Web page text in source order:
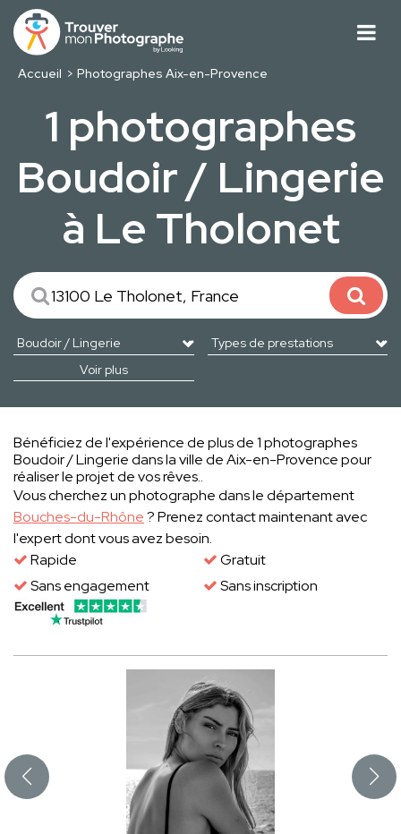
Accueil Photographes Aix-en-Provence
1 photographes
Boudoir / Lingerie
à Le Tholonet
Voir plus
Bénéficiez de l'expérience de plus de 1 photographes
Boudoir / Lingerie dans la ville de Aix-en-Provence pour
réaliser le projet de vos rêves..
Vous cherchez un photographe dans le département
Bouches-du-Rhône? Prenez contact maintenant avec
l'expert dont vous avez besoin.
Rapide
Gratuit
Sans engagement
Sans inscription